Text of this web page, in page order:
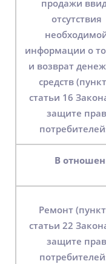
продажи
отсутствия
информации о
и возврат
средств
статьи 16
защите прав
В
Ремонт
статьи 22
защите прав